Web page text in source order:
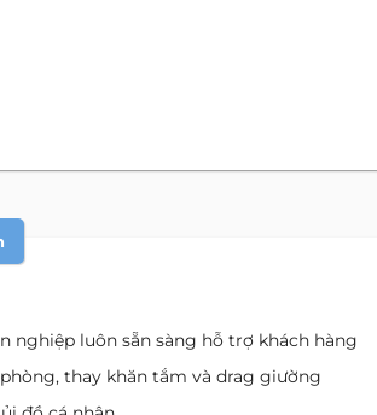
nghiệp luôn sẵn sàng hỗ trợ khách hàng
thay khăn tắm và drag giường